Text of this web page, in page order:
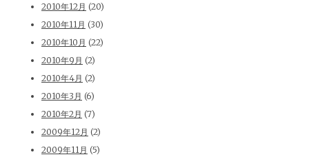
2010年12月 (20)
2010年11月 (30)
2010年10月 (22)
2010年9月 (2)
2010年4月 (2)
2010年3月 (6)
2010年2月 (7)
2009年12月 (2)
2009年11月 (5)